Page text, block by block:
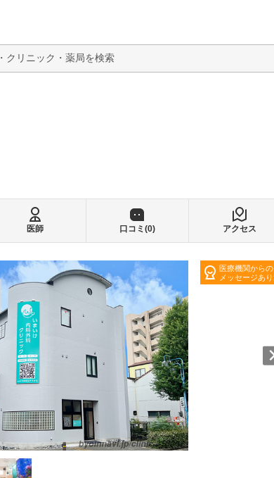
検索
医師 口コミ(0) アクセス
医療機関からの
メッセージあり